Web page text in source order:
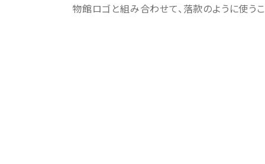
物館ロゴと組み合わせて、落款のように使う